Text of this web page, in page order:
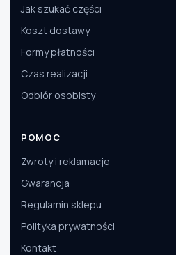
Jak szukać części
Koszt dostawy
Formy płatności
Czas realizacji
Odbiór osobisty
POMOC
Zwroty i reklamacje
Gwarancja
Regulamin sklepu
Polityka prywatności
Kontakt